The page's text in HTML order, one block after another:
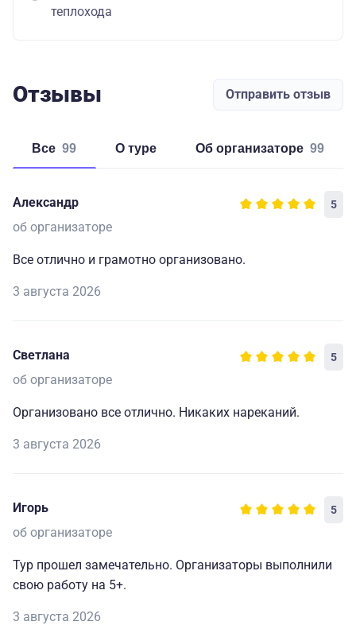
теплохода
Отзывы Отправить отзыв
Все 99 о туре об организаторе 99
Александр 5
об организаторе
Все отлично и грамотно организовано.
3 августа 2026
Светлана 5
об организаторе
Организовано все отлично. Никаких нареканий.
3 августа 2026
Игорь 5
об организаторе
Тур прошел замечательно. Организаторы выполнили
свою работу на 5+.
3 августа 2026